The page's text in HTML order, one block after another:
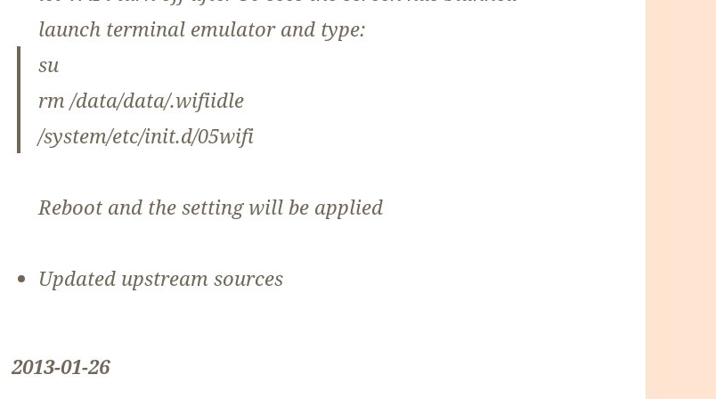
launch terminal emulator and type:
su
rm /data/data/.wifiidle
/system/etc/init.d/05wifi
Reboot and the setting will be applied
Updated upstream sources
2013-01-26